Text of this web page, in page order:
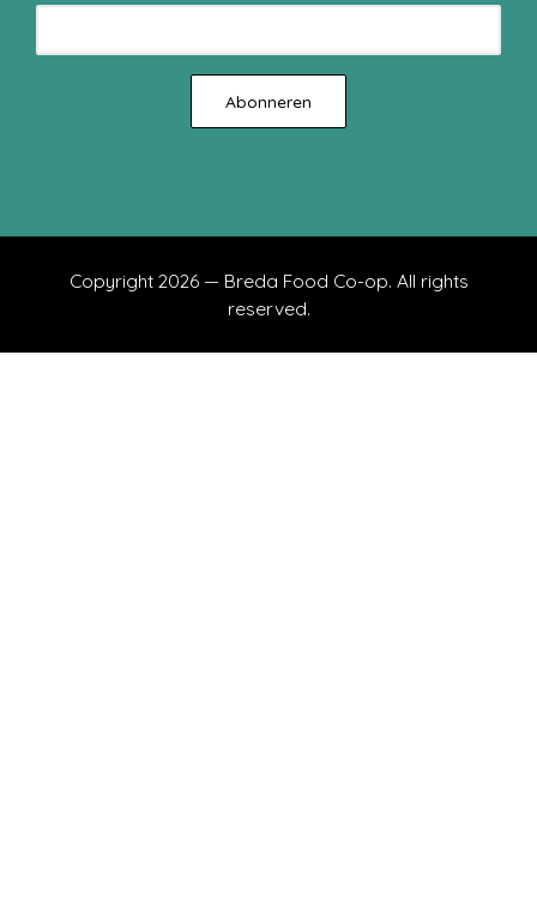
Copyright 2026 — Breda Food Co-op. All rights
reserved.